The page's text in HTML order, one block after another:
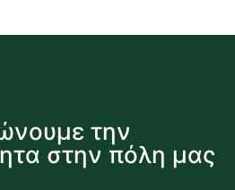
την
στην πόλη μας